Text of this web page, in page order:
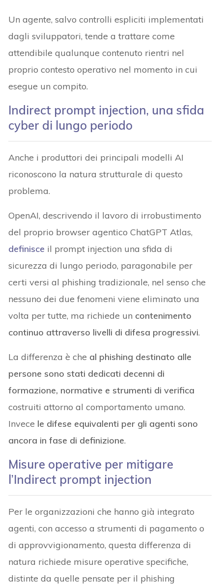
Un agente, salvo controlli espliciti implementati
dagli sviluppatori, tende a trattare come
attendibile qualunque contenuto rientri nel
proprio contesto operativo nel momento in cui
esegue un compito.
Indirect prompt injection, una sfida
cyber di lungo periodo
Anche i produttori dei principali modelli AI
riconoscono la natura strutturale di questo
problema.
OpenAI, descrivendo il lavoro di irrobustimento
del proprio browser agentico ChatGPT Atlas,
definisce il prompt injection una sfida di
sicurezza di lungo periodo, paragonabile per
certi versi al phishing tradizionale, nel senso che
nessuno dei due fenomeni viene eliminato una
volta per tutte, ma richiede un contenimento
continuo attraverso livelli di difesa progressivi.
La differenza è che al phishing destinato alle
persone sono stati dedicati decenni di
formazione, normative e strumenti di verifica
costruiti attorno al comportamento umano.
Invece le difese equivalenti per gli agenti sono
ancora in fase di definizione.
Misure operative per mitigare
l’Indirect prompt injection
Per le organizzazioni che hanno già integrato
agenti, con accesso a strumenti di pagamento o
di approvvigionamento, questa differenza di
natura richiede misure operative specifiche,
distinte da quelle pensate per il phishing